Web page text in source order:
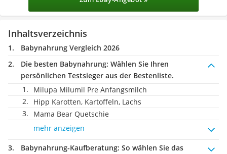
Inhaltsverzeichnis
Babynahrung Vergleich 2026
Die besten Babynahrung: Wählen Sie Ihren
persönlichen Testsieger aus der Bestenliste.
Milupa Milumil Pre Anfangsmilch
Hipp Karotten, Kartoffeln, Lachs
Mama Bear Quetschie
mehr anzeigen
Babynahrung-Kaufberatung: So wählen Sie das